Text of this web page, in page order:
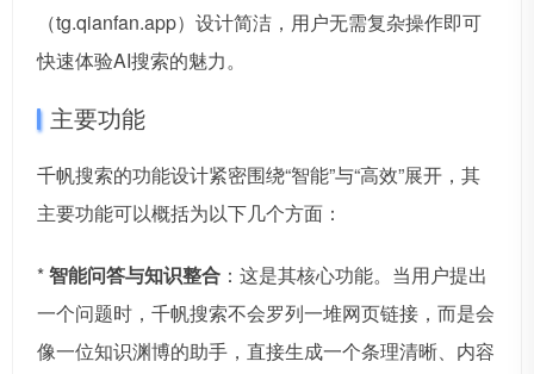
（tg.qianfan.app）设计简洁，用户无需复杂操作即可
快速体验AI搜索的魅力。
主要功能
千帆搜索的功能设计紧密围绕“智能”与“高效”展开，其
主要功能可以概括为以下几个方面：
*智能问答与知识整合 ：这是其核心功能。当用户提出
一个问题时，千帆搜索不会罗列一堆网页链接，而是会
像一位知识渊博的助手，直接生成一个条理清晰、内容